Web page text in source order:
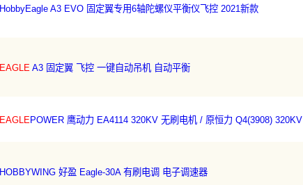
HobbyEagle A3 EVO 固定翼专用6轴陀螺仪平衡仪飞控 2021新款
EAGLEA3 固定翼 飞控 一键自动吊机 自动平衡
EAGLEPOWER 鹰动力 EA4114 320KV 无刷电机 / 原恒力 Q4(3908) 320KV
HOBBYWING 好盈 Eagle-30A 有刷电调 电子调速器